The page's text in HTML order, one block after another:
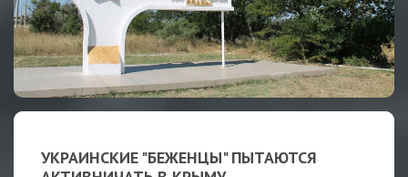
УКРАИНСКИЕ "БЕЖЕНЦЫ" ПЫТАЮТСЯ